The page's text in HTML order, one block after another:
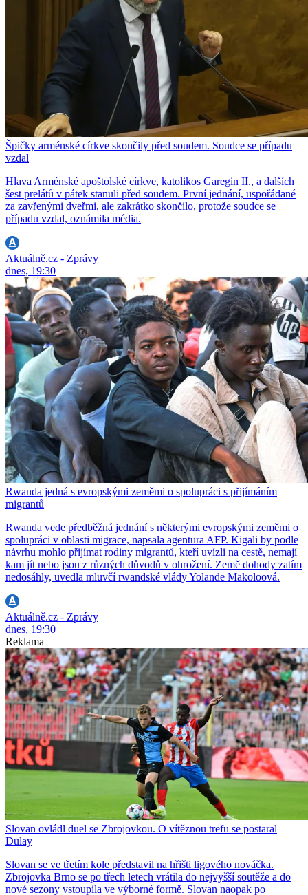
Špičky arménské církve skončily před soudem. Soudce se případu
vzdal
Hlava Arménské apoštolské církve, katolikos Garegin II., a dalších
šest prelátů v pátek stanuli před soudem. První jednání, uspořádané
za zavřenými dveřmi, ale zakrátko skončilo, protože soudce se
případu vzdal, oznámila média.
Aktuálně.cz - Zprávy
dnes, 19:30
Rwanda jedná s evropskými zeměmi o spolupráci s přijímáním
migrantů
Rwanda vede předběžná jednání s některými evropskými zeměmi o
spolupráci v oblasti migrace, napsala agentura AFP. Kigali by podle
návrhu mohlo přijímat rodiny migrantů, kteří uvízli na cestě, nemají
kam jít nebo jsou z různých důvodů v ohrožení. Země dohody zatím
nedosáhly, uvedla mluvčí rwandské vlády Yolande Makoloová.
Aktuálně.cz - Zprávy
dnes, 19:30
Reklama
Slovan ovládl duel se Zbrojovkou. O vítěznou trefu se postaral
Dulay
Slovan se ve třetím kole představil na hřišti ligového nováčka.
Zbrojovka Brno se po třech letech vrátila do nejvyšší soutěže a do
nové sezony vstoupila ve výborné formě. Slovan naopak po